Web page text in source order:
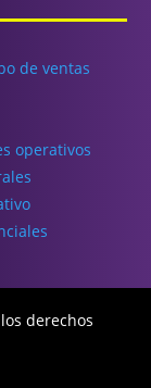
de ventas
operativos
derechos